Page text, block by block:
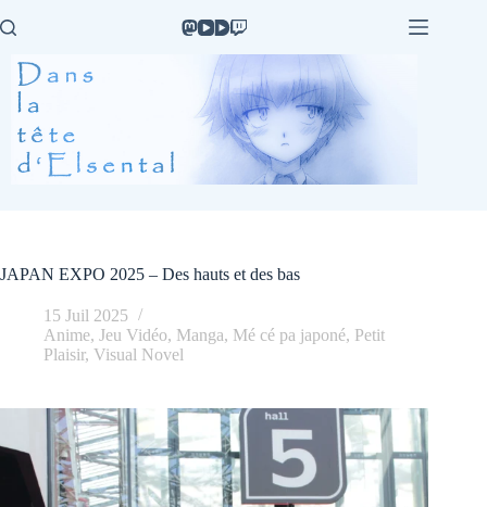
au
JAPAN EXPO 2025 – Des hauts et des bas
15 Juil 2025
Anime, Jeu Vidéo, Manga, Mé cé pa japoné, Petit
Plaisir, Visual Novel